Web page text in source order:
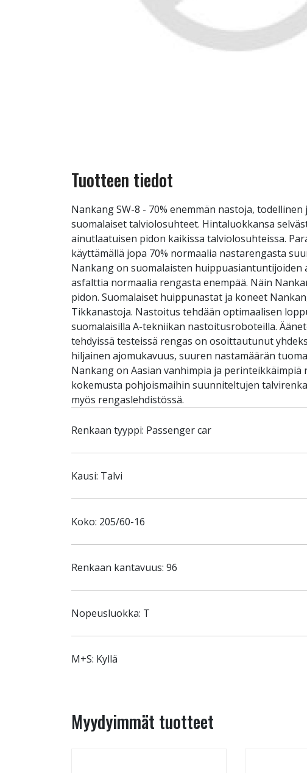
Tuotteen tiedot
Nankang SW-8 - 70% enemmän nastoja,
suomalaiset talviolosuhteet. Hintaluokkansa
ainutlaatuisen pidon kaikissa talviolosuhteissa.
käyttämällä jopa 70% normaalia nastarengasta
Nankang on suomalaisten
asfalttia normaalia rengasta enempää. Näin
pidon. Suomalaiset huippunastat ja koneet
Tikkanastoja. Nastoitus tehdään optimaalisen
suomalaisilla A-tekniikan nastoitusroboteilla.
tehdyissä testeissä rengas on osoittautunut
hiljainen ajomukavuus, suuren nastamäärän
Nankang on Aasian vanhimpia ja
kokemusta pohjoismaihin suunniteltujen
myös rengaslehdistössä.
Renkaan tyyppi: Passenger car
Kausi: Talvi
Koko: 205/60-16
Renkaan kantavuus: 96
Nopeusluokka: T
M+S: Kyllä
Myydyimmät tuotteet